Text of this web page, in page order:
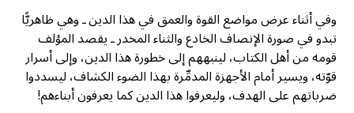
وفي أثناء عرض مواضع القوة والعمق في هذا الدين ـ وهي ظاهريًّا
تبدو في صورة الإنصاف الخادع والثناء المخدر ـ يقصد المؤلف
قومه من أهل الكتاب، لينبههم إلى خطورة هذا الدين، وإلى أسرار
قوّته، ويسير أمام الأجهزة المدمِّرة بهذا الضوء الكشاف، ليسددوا
ضرباتهم على الهدف، وليعرفوا هذا الدين كما يعرفون أبناءهم!